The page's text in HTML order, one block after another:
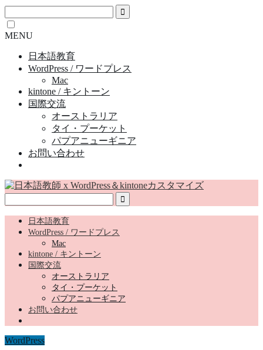
MENU
日本語教育
WordPress / ワードプレス
Mac
kintone / キントーン
国際交流
オーストラリア
タイ・プーケット
パプアニューギニア
お問い合わせ
日本語教育
WordPress / ワードプレス
Mac
kintone / キントーン
国際交流
オーストラリア
タイ・プーケット
パプアニューギニア
お問い合わせ
WordPress